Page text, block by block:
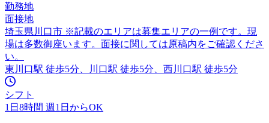
勤務地
面接地
埼玉県川口市 ※記載のエリアは募集エリアの一例です。現
場は多数御座います。面接に関しては原稿内をご確認くださ
い。
東川口駅 徒歩5分、川口駅 徒歩5分、西川口駅 徒歩5分
シフト
1日8時間 週1日からOK